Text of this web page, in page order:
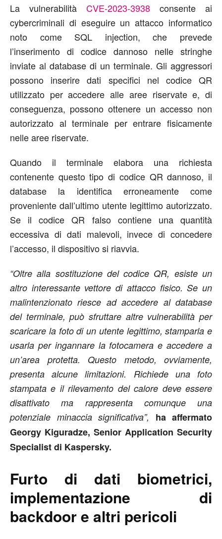
La vulnerabilità CVE-2023-3938 consente ai
cybercriminali di eseguire un attacco informatico
noto come SQL injection, che prevede
l’inserimento di codice dannoso nelle stringhe
inviate al database di un terminale. Gli aggressori
possono inserire dati specifici nel codice QR
utilizzato per accedere alle aree riservate e, di
conseguenza, possono ottenere un accesso non
autorizzato al terminale per entrare fisicamente
nelle aree riservate.
Quando il terminale elabora una richiesta
contenente questo tipo di codice QR dannoso, il
database la identifica erroneamente come
proveniente dall’ultimo utente legittimo autorizzato.
Se il codice QR falso contiene una quantità
eccessiva di dati malevoli, invece di concedere
l’accesso, il dispositivo si riavvia.
“Oltre alla sostituzione del codice QR, esiste un
altro interessante vettore di attacco fisico. Se un
malintenzionato riesce ad accedere al database
del terminale, può sfruttare altre vulnerabilità per
scaricare la foto di un utente legittimo, stamparla e
usarla per ingannare la fotocamera e accedere a
un’area protetta. Questo metodo, ovviamente,
presenta alcune limitazioni. Richiede una foto
stampata e il rilevamento del calore deve essere
disattivato ma rappresenta comunque una
potenziale minaccia significativa”,
ha affermato
Georgy Kiguradze, Senior Application Security
Specialist di Kaspersky.
Furto di dati biometrici,
implementazione di
backdoor e altri pericoli